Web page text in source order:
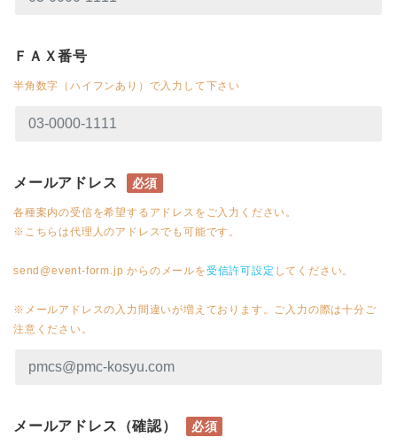
ＦＡＸ番号
半角数字（ハイフンあり）で入力して下さい
メールアドレス 必須
各種案内の受信を希望するアドレスをご入力ください。
※こちらは代理人のアドレスでも可能です。
send@event-form.jp からのメールを受信許可設定 してください。
※メールアドレスの入力間違いが増えております。ご入力の際は十分ご
注意ください。
メールアドレス（確認） 必須